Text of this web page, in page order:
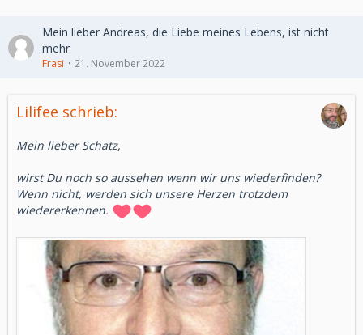
Mein lieber Andreas, die Liebe meines Lebens, ist nicht
mehr
Frasi 21. November 2022
Lilifee schrieb:
Mein lieber Schatz,
wirst Du noch so aussehen wenn wir uns wiederfinden?
Wenn nicht, werden sich unsere Herzen trotzdem
wiedererkennen.